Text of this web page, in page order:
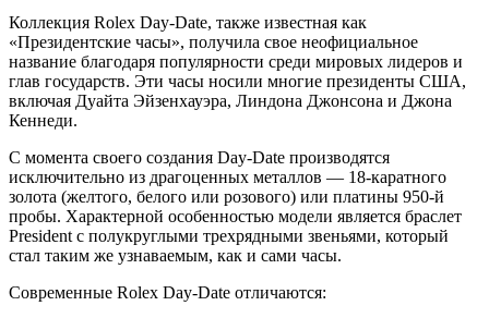
Коллекция Rolex Day-Date, также известная как
«Президентские часы», получила свое неофициальное
название благодаря популярности среди мировых лидеров и
глав государств. Эти часы носили многие президенты США,
включая Дуайта Эйзенхауэра, Линдона Джонсона и Джона
Кеннеди.
С момента своего создания Day-Date производятся
исключительно из драгоценных металлов — 18-каратного
золота (желтого, белого или розового) или платины 950-й
пробы. Характерной особенностью модели является браслет
President с полукруглыми трехрядными звеньями, который
стал таким же узнаваемым, как и сами часы.
Современные Rolex Day-Date отличаются: